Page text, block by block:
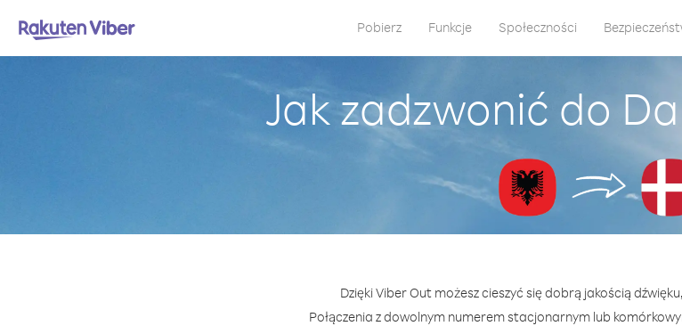
Pobierz Funkcje Społeczności
Jak zadzwonić do
Dzięki Viber Out możesz cieszyć się dobrą jakością
Połączenia z dowolnym numerem stacjonarnym lub